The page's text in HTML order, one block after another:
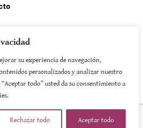
su experiencia de navegación,
personalizados y analizar nuestro
todo” usted da su consentimiento a
Rechazar todo Aceptar todo
SUSCRIBIRSE